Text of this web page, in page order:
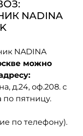
NADINA
NADINA
можно
д.24, оф.208. с
по пятницу.
по телефону).